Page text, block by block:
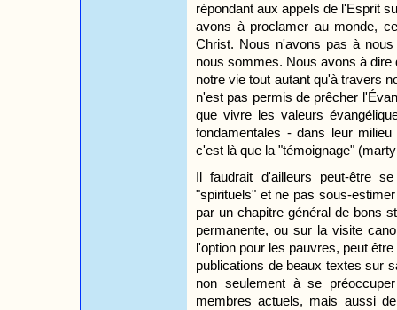
répondant aux appels de l'Esprit
avons à proclamer au monde,
Christ. Nous n'avons pas à
nous sommes. Nous avons à
notre vie tout autant qu'à travers
n'est pas permis de prêcher
que vivre les valeurs
fondamentales - dans leur
c'est là que la "témoignage"
Il faudrait d'ailleurs peut-être
"spirituels" et ne pas sous-
par un chapitre général de bons
permanente, ou sur la visite
l'option pour les pauvres, peut
publications de beaux textes sur
non seulement à se
membres actuels, mais aussi